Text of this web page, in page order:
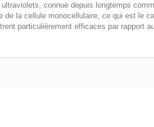
connue depuis longtemps
de la cellule monocellulaire, ce qui est le
particulièrement efficaces par rapport